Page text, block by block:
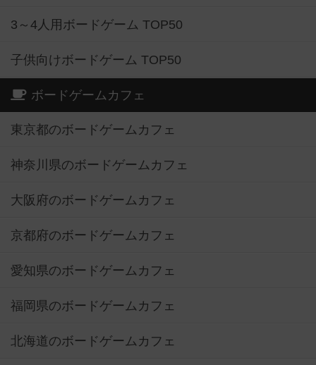
3～4人用ボードゲーム TOP50
子供向けボードゲーム TOP50
ボードゲームカフェ
東京都のボードゲームカフェ
神奈川県のボードゲームカフェ
大阪府のボードゲームカフェ
京都府のボードゲームカフェ
愛知県のボードゲームカフェ
福岡県のボードゲームカフェ
北海道のボードゲームカフェ